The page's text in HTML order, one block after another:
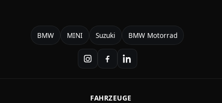
BMW MINI Suzuki BMW Motorrad
FAHRZEUGE